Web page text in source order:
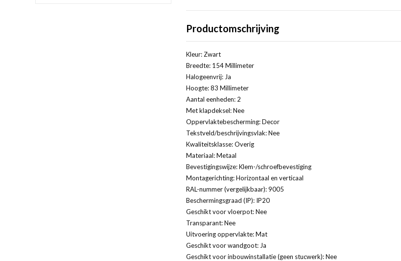
Productomschrijving
Kleur: Zwart
Breedte: 154 Millimeter
Halogeenvrij: Ja
Hoogte: 83 Millimeter
Aantal eenheden: 2
Met klapdeksel: Nee
Oppervlaktebescherming: Decor
Tekstveld/beschrijvingsvlak: Nee
Kwaliteitsklasse: Overig
Materiaal: Metaal
Bevestigingswijze: Klem-/schroefbevestiging
Montagerichting: Horizontaal en verticaal
RAL-nummer (vergelijkbaar): 9005
Beschermingsgraad (IP): IP20
Geschikt voor vloerpot: Nee
Transparant: Nee
Uitvoering oppervlakte: Mat
Geschikt voor wandgoot: Ja
Geschikt voor inbouwinstallatie (geen stucwerk): Nee